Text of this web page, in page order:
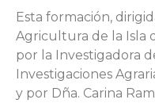
Esta formación,
Agricultura de la Isla
por la Investigadora
Investigaciones
y por Dña. Carina